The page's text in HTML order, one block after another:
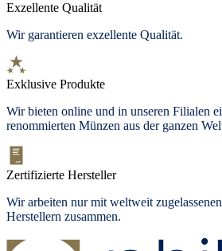
Exzellente Qualität
Wir garantieren exzellente Qualität.
Exklusive Produkte
Wir bieten online und in unseren Filialen
renommierten Münzen aus der ganzen
Zertifizierte Hersteller
Wir arbeiten nur mit weltweit
Herstellern zusammen.